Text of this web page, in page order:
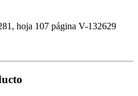
hoja 107 página V-132629